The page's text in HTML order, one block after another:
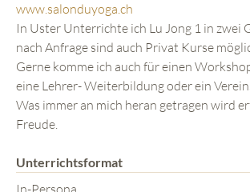
www.salonduyoga.ch
In Uster Unterrichte ich Lu Jong 1 in zwei
nach Anfrage sind auch Privat Kurse
Gerne komme ich auch für einen
eine Lehrer- Weiterbildung oder ein
Was immer an mich heran getragen wird
Freude.
Unterrichtsformat